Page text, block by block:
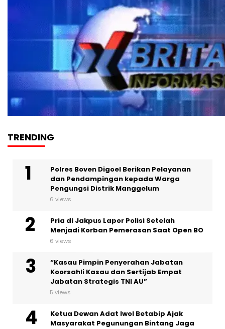
TRENDING
Polres Boven Digoel Berikan Pelayanan
dan Pendampingan kepada Warga
Pengungsi Distrik Manggelum
6 views
Pria di Jakpus Lapor Polisi Setelah
Menjadi Korban Pemerasan Saat Open BO
6 views
“Kasau Pimpin Penyerahan Jabatan
Koorsahli Kasau dan Sertijab Empat
Jabatan Strategis TNI AU”
5 views
Ketua Dewan Adat Iwol Betabip Ajak
Masyarakat Pegunungan Bintang Jaga